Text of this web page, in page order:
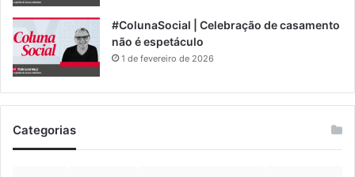
#ColunaSocial | Celebração de casamento
não é espetáculo
1 de fevereiro de 2026
Categorias